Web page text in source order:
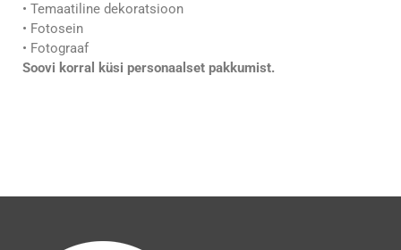
• Temaatiline dekoratsioon
• Fotosein
• Fotograaf
Soovi korral küsi personaalset pakkumist.